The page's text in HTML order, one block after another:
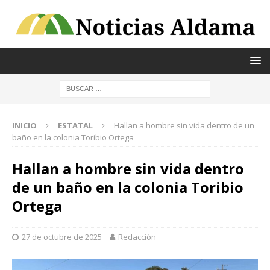
INICIO ESTATAL
Hallan a hombre sin vida dentro de un
baño en la colonia Toribio Ortega
Hallan a hombre sin vida dentro
de un baño en la colonia Toribio
Ortega
27 de octubre de 2025 Redacción